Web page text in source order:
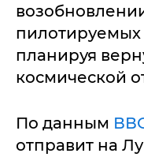
пилотируемых
планируя
космической
По данным
отправит на